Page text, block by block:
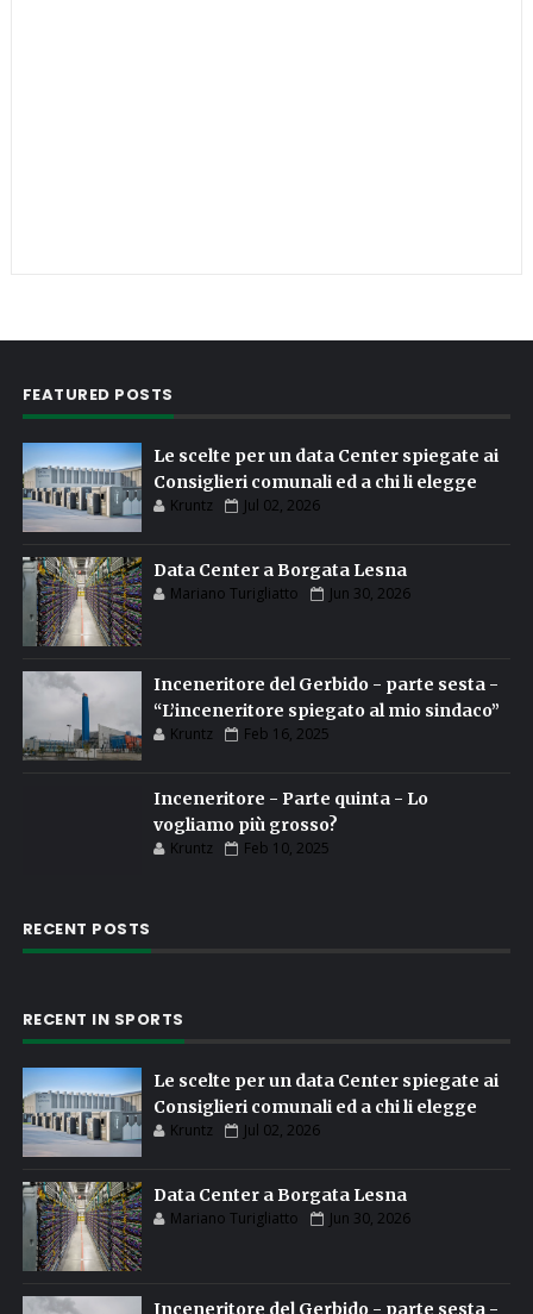
FEATURED POSTS
Le scelte per un data Center spiegate ai
Consiglieri comunali ed a chi li elegge
Kruntz Jul 02, 2026
Data Center a Borgata Lesna
Mariano Turigliatto Jun 30, 2026
Inceneritore del Gerbido - parte sesta -
“L’inceneritore spiegato al mio sindaco”
Kruntz Feb 16, 2025
Inceneritore - Parte quinta - Lo
vogliamo più grosso?
Kruntz Feb 10, 2025
RECENT POSTS
RECENT IN SPORTS
Le scelte per un data Center spiegate ai
Consiglieri comunali ed a chi li elegge
Kruntz Jul 02, 2026
Data Center a Borgata Lesna
Mariano Turigliatto Jun 30, 2026
Inceneritore del Gerbido - parte sesta -